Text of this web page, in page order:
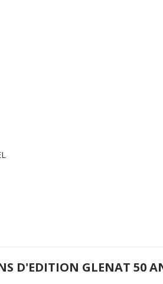
D'EDITION GLENAT 50